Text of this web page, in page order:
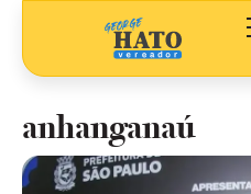
anhanganaú